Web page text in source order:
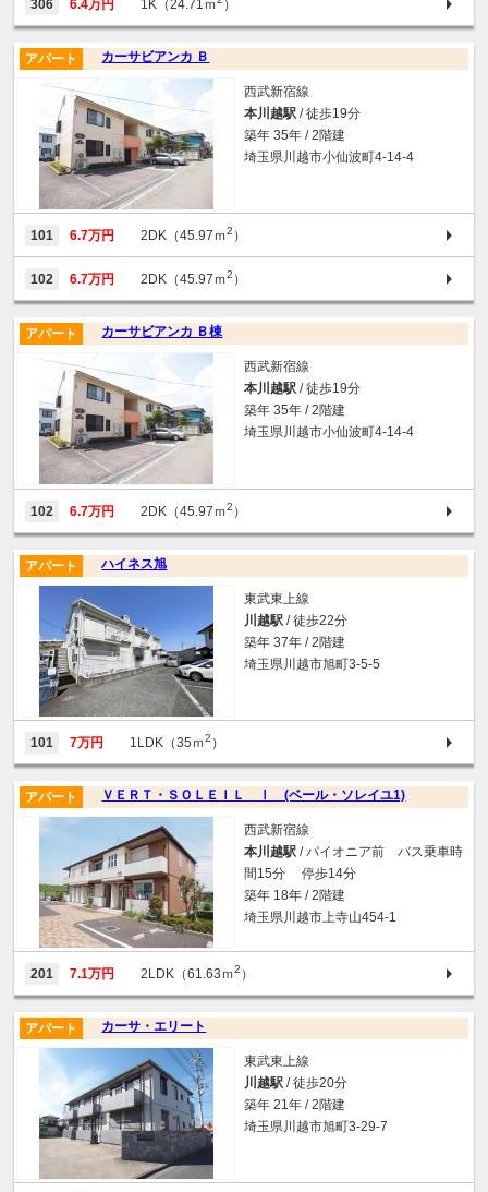
306 6.4万円 1K（24.71ｍ ）
カーサビアンカ Ｂ
アパート
西武新宿線
本川越駅 / 徒歩19分
築年 35年 / 2階建
埼玉県川越市小仙波町4-14-4
101 6.7万円 2DK（45.97ｍ2 ）
102 6.7万円 2DK（45.97ｍ2 ）
カーサビアンカ Ｂ棟
アパート
西武新宿線
本川越駅 / 徒歩19分
築年 35年 / 2階建
埼玉県川越市小仙波町4-14-4
102 6.7万円 2DK（45.97ｍ2 ）
ハイネス旭
アパート
東武東上線
川越駅 / 徒歩22分
築年 37年 / 2階建
埼玉県川越市旭町3-5-5
101 7万円 1LDK（35ｍ2 ）
ＶＥＲＴ・ＳＯＬＥＩＬ Ⅰ (ベール・ソレイユ1)
アパート
西武新宿線
本川越駅 / パイオニア前 バス乗車時
間15分 停歩14分
築年 18年 / 2階建
埼玉県川越市上寺山454-1
201 7.1万円 2LDK（61.63ｍ2 ）
カーサ・エリート
アパート
東武東上線
川越駅 / 徒歩20分
築年 21年 / 2階建
埼玉県川越市旭町3-29-7